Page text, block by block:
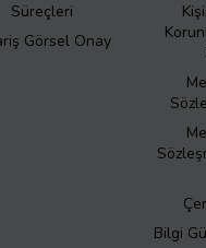
Süreçleri
Görsel Onay
Bilgi